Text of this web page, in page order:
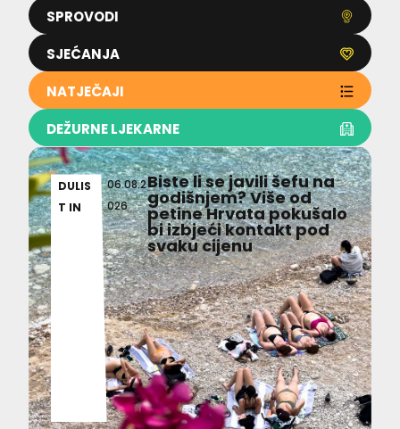
SPROVODI
SJEĆANJA
NATJEČAJI
DEŽURNE LJEKARNE
DULIS
T IN
06.08.2
026
Biste li se javili šefu na
godišnjem? Više od
petine Hrvata pokušalo
bi izbjeći kontakt pod
svaku cijenu